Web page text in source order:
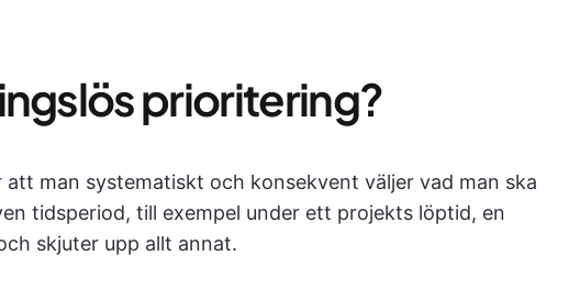
prioritering?
man systematiskt och konsekvent väljer vad man ska
tidsperiod, till exempel under ett projekts löptid, en
skjuter upp allt annat.